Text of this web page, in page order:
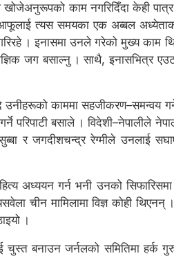
काम नगरिदिँदा केही
त्यस समयका एक अब्बल
गरिरहे । इनासमा उनले गरेको मुख्य
जग बसाल्नु । साथै, इनासभित्र
काममा सहजीकरण–समन्वय गर्ने
परिपाटी बसाले । विदेशी–नेपालीले
र जगदीशचन्द्र रेग्मीले उनलाई
अध्ययन गर्न भनी उनको
चीन मामिलामा विज्ञ कोही थिएनन्
।
चुस्त बनाउन जर्नलको समितिमा हर्क